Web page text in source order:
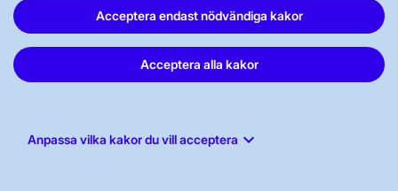
Acceptera endast nödvändiga kakor
Acceptera alla kakor
Anpassa vilka kakor du vill acceptera keyboard_arrow_down
Svenska kraftnät, Box 1200, 172 24
Sundbyberg
Tel: 010-475 80 00